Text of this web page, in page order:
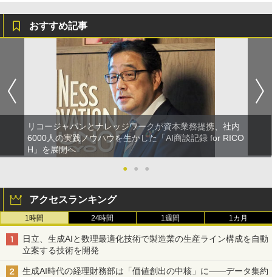
おすすめ記事
リコージャパンとナレッジワークが資本業務提携、社内
6000人の実践ノウハウを生かした「AI商談記録 for RICO
H」を展開へ
●
● ●
アクセスランキング
1時間 24時間 1週間 1カ月
日立、生成AIと数理最適化技術で製造業の生産ライン構成を自動
立案する技術を開発
生成AI時代の経理財務部は「価値創出の中核」に――データ集約